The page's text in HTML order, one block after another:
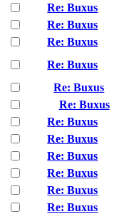
Re: Buxus
Re: Buxus
Re: Buxus
Re: Buxus
Re: Buxus
Re: Buxus
Re: Buxus
Re: Buxus
Re: Buxus
Re: Buxus
Re: Buxus
Re: Buxus